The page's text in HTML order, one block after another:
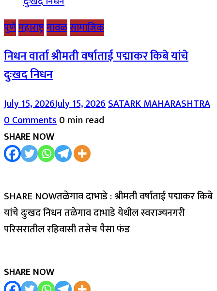
पुणेमहाराष्ट्रमावळसामाजिक
निधन वार्ता श्रीमती वर्षाताई पद्माकर किबे यांचे
दुःखद निधन
July 15, 2026July 15, 2026SATARK MAHARASHTRA
0 Comments0 min read
SHARE NOW
SHARE NOWतळेगाव दाभाडे : श्रीमती वर्षाताई पद्माकर किबे
यांचे दुःखद निधन तळेगाव दाभाडे येथील स्वराज्यनगरी
परिसरातील रहिवासी तसेच पैसा फंड
SHARE NOW